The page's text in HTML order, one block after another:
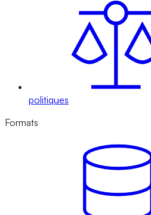
politiques
Formats